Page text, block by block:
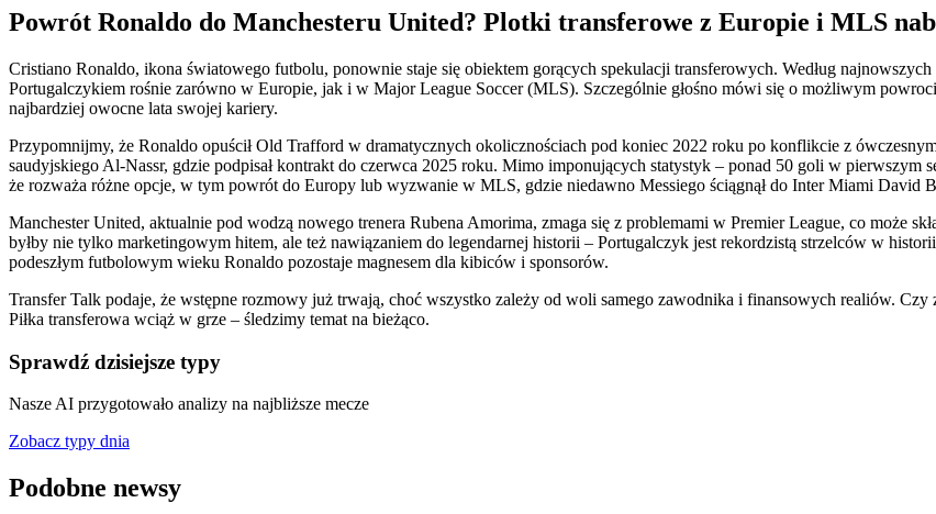
Powrót Ronaldo do Manchesteru United? Plotki transferowe z Europie i MLS
Cristiano Ronaldo, ikona światowego futbolu, ponownie staje się obiektem gorących spekulacji transferowych. Według
Portugalczykiem rośnie zarówno w Europie, jak i w Major League Soccer (MLS). Szczególnie głośno mówi się o możliwym
najbardziej owocne lata swojej kariery.
Przypomnijmy, że Ronaldo opuścił Old Trafford w dramatycznych okolicznościach pod koniec 2022 roku po konflikcie z
saudyjskiego Al-Nassr, gdzie podpisał kontrakt do czerwca 2025 roku. Mimo imponujących statystyk – ponad 50 goli w pierwszym
że rozważa różne opcje, w tym powrót do Europy lub wyzwanie w MLS, gdzie niedawno Messiego ściągnął do Inter Miami David
Manchester United, aktualnie pod wodzą nowego trenera Rubena Amorima, zmaga się z problemami w Premier League, co może
byłby nie tylko marketingowym hitem, ale też nawiązaniem do legendarnej historii – Portugalczyk jest rekordzistą strzelców w
podeszłym futbolowym wieku Ronaldo pozostaje magnesem dla kibiców i sponsorów.
Transfer Talk podaje, że wstępne rozmowy już trwają, choć wszystko zależy od woli samego zawodnika i finansowych realiów.
Piłka transferowa wciąż w grze – śledzimy temat na bieżąco.
Sprawdź dzisiejsze typy
Nasze AI przygotowało analizy na najbliższe mecze
Zobacz typy dnia
Podobne newsy